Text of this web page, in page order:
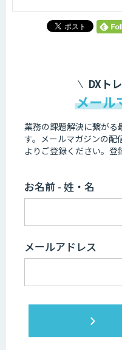
DXト
メール
業務の課題解決に繋がる
す。 メールマガジンの配
よりご登録ください。登
お名前 - 姓・名
メールアドレス